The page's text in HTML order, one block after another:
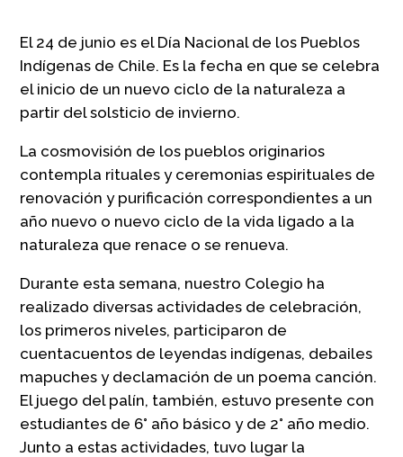
El 24 de junio es el Día Nacional de los Pueblos
Indígenas de Chile. Es la fecha en que se celebra
el inicio de un nuevo ciclo de la naturaleza a
partir del solsticio de invierno.
La cosmovisión de los pueblos originarios
contempla rituales y ceremonias espirituales de
renovación y purificación correspondientes a un
año nuevo o nuevo ciclo de la vida ligado a la
naturaleza que renace o se renueva.
Durante esta semana, nuestro Colegio ha
realizado diversas actividades de celebración,
los primeros niveles, participaron de
cuentacuentos de leyendas indígenas, debailes
mapuches y declamación de un poema canción.
El juego del palín, también, estuvo presente con
estudiantes de 6° año básico y de 2° año medio.
Junto a estas actividades, tuvo lugar la